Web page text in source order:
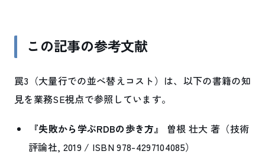
この記事の参考文献
罠3（大量行での並べ替えコスト）は、以下の書籍の知
見を業務SE視点で参照しています。
『失敗から学ぶRDBの歩き方』
曽根 壮大 著（技術
評論社, 2019 / ISBN 978-4297104085）